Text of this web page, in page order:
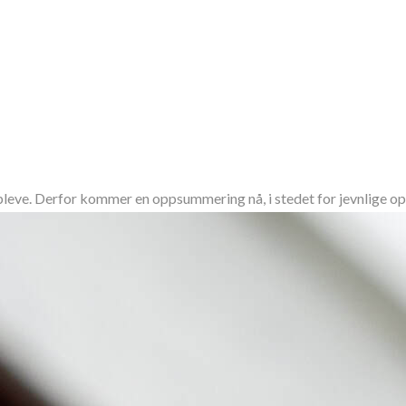
Derfor kommer en oppsummering nå, i stedet for jevnlige